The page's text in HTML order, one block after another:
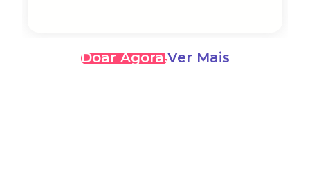
Doar Agora!Ver Mais